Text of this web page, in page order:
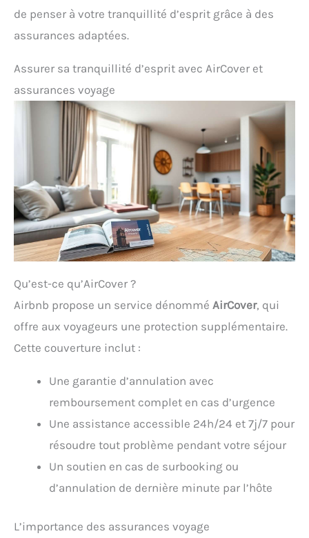
de penser à votre tranquillité d’esprit grâce à des
assurances adaptées.
Assurer sa tranquillité d’esprit avec AirCover et
assurances voyage
Qu’est-ce qu’AirCover ?
Airbnb propose un service dénommé AirCover, qui
offre aux voyageurs une protection supplémentaire.
Cette couverture inclut :
Une garantie d’annulation avec
remboursement complet en cas d’urgence
Une assistance accessible 24h/24 et 7j/7 pour
résoudre tout problème pendant votre séjour
Un soutien en cas de surbooking ou
d’annulation de dernière minute par l’hôte
L’importance des assurances voyage